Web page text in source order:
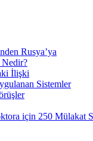
Rusya’ya
Nedir?
İlişki
Sistemler
için 250 Mülakat